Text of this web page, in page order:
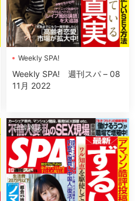
Weekly SPA!
Weekly SPA! 週刊スパ – 08
11月 2022
日韓雜誌